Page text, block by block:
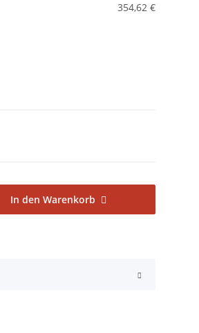
354,62 €
In den Warenkorb